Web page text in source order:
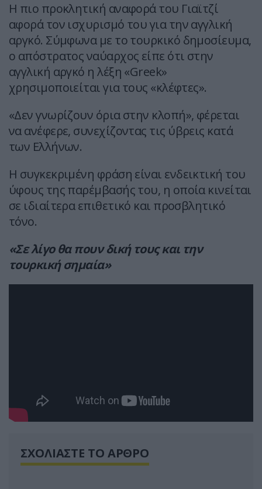
Η πιο προκλητική αναφορά του Γιαϊτζί
αφορά τον ισχυρισμό του για την αγγλική
αργκό. Σύμφωνα με το τουρκικό δημοσίευμα,
ο απόστρατος ναύαρχος είπε ότι στην
αγγλική αργκό η λέξη «Greek»
χρησιμοποιείται για τους «κλέφτες».
«Δεν γνωρίζουν όρια στην κλοπή», φέρεται
να ανέφερε, συνεχίζοντας τις ύβρεις κατά
των Ελλήνων.
Η συγκεκριμένη φράση είναι ενδεικτική του
ύφους της παρέμβασής του, η οποία κινείται
σε ιδιαίτερα επιθετικό και προσβλητικό
τόνο.
«Σε λίγο θα πουν δική τους και την
τουρκική σημαία»
ΣΧΟΛΙΑΣΤΕ ΤΟ ΑΡΘΡΟ